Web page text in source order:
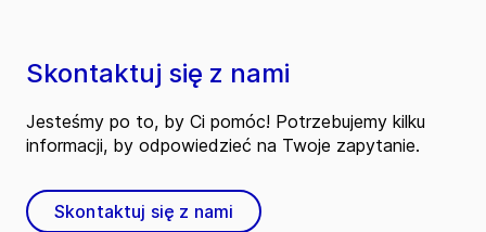
Skontaktuj się z nami
Jesteśmy po to, by Ci pomóc! Potrzebujemy kilku
informacji, by odpowiedzieć na Twoje zapytanie.
Skontaktuj się z nami